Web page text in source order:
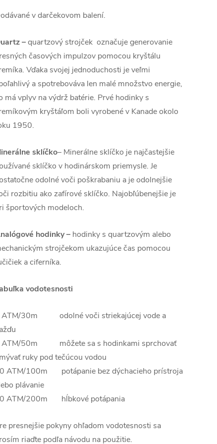
v darčekovom balení.
–quartzový strojček označuje generovanie
časových impulzov pomocou kryštálu
Vďaka svojej jednoduchosti je veľmi
a spotrebováva len malé množstvo energie,
má vplyv na výdrž batérie. Prvé hodinky s
kryštáľom boli vyrobené v Kanade okolo
1950.
sklíčko– Minerálne sklíčko je najčastejšie
sklíčko v hodinárskom priemysle. Je
odolné voči poškrabaniu a je odolnejšie
rozbitiu ako zafírové sklíčko. Najobľúbenejšie je
športových modeloch.
hodinky – hodinky s quartzovým alebo
strojčekom ukazujúce čas pomocou
a ciferníka.
vodotesnosti
ATM/30m odolné voči striekajúcej vode a
ATM/50m môžete sa s hodinkami sprchovať
ruky pod tečúcou vodou
ATM/100m potápanie bez dýchacieho prístroja
plávanie
ATM/200m hĺbkové potápania
presnejšie pokyny ohľadom vodotesnosti sa
riaďte podľa návodu na použitie.